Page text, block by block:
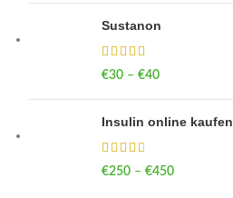
Sustanon
€30 – €40
Insulin online kaufen
€250 – €450